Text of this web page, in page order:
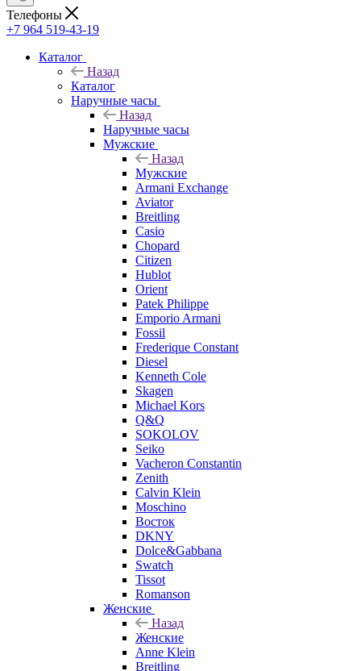
Телефоны
+7 964 519-43-19
Каталог
Назад
Каталог
Наручные часы
Назад
Наручные часы
Мужские
Назад
Мужские
Armani Exchange
Aviator
Breitling
Casio
Chopard
Citizen
Hublot
Orient
Patek Philippe
Emporio Armani
Fossil
Frederique Constant
Diesel
Kenneth Cole
Skagen
Michael Kors
Q&Q
SOKOLOV
Seiko
Vacheron Constantin
Zenith
Calvin Klein
Moschino
Восток
DKNY
Dolce&Gabbana
Swatch
Tissot
Romanson
Женские
Назад
Женские
Anne Klein
Breitling